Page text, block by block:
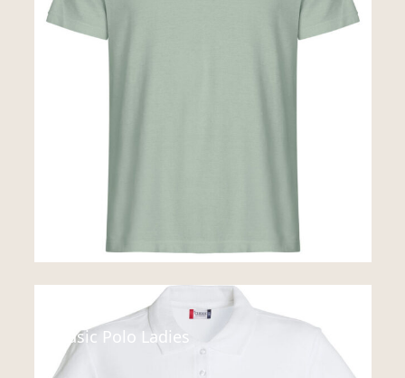
Basic Polo Ladies